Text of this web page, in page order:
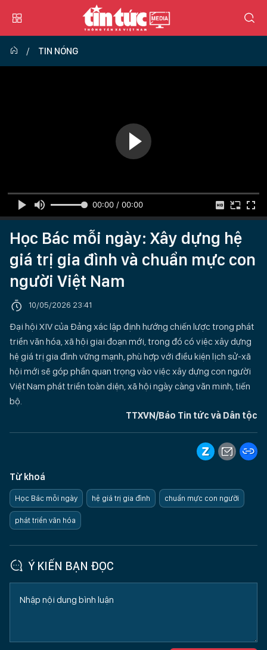
TIN NÓNG
00:00 / 00:00
Học Bác mỗi ngày: Xây dựng hệ
giá trị gia đình và chuẩn mực con
người Việt Nam
10/05/2026 23:41
Đại hội XIV của Đảng xác lập định hướng chiến lược trong phát
triển văn hóa, xã hội giai đoạn mới, trong đó có việc xây dựng
hệ giá trị gia đình vững mạnh, phù hợp với điều kiện lịch sử-xã
hội mới sẽ góp phần quan trọng vào việc xây dựng con người
Việt Nam phát triển toàn diện, xã hội ngày càng văn minh, tiến
bộ.
TTXVN/Báo Tin tức và Dân tộc
Từ khoá
Học Bác mỗi ngày hệ giá trị gia đình chuẩn mực con người
phát triển văn hóa
Ý KIẾN BẠN ĐỌC